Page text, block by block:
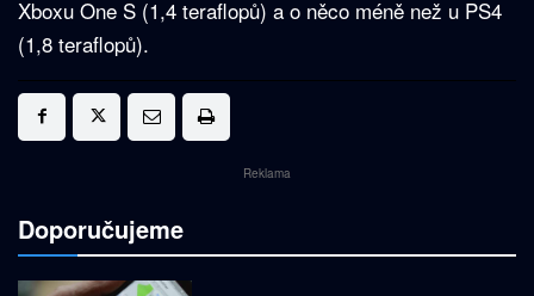
Xboxu One S (1,4 teraflopů) a o něco méně než u PS4
(1,8 teraflopů).
Reklama
Doporučujeme